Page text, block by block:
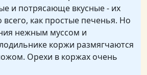
и потрясающе вкусные - их
всего, как простые печенья. Но
нежным муссом и
коржи размягчаются
Орехи в коржах очень